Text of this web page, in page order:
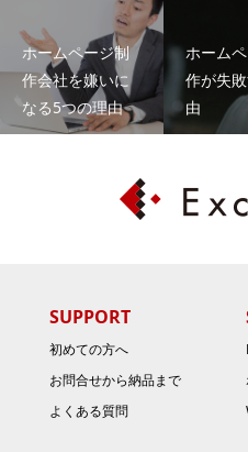
ホームページ制
作会社を嫌いに
なる5つの理由
ホーム
作が失
由
SUPPORT
初めての方へ
お問合せから納品まで
よくある質問